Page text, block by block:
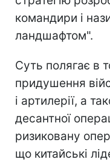
командири і
ландшафтом".
Суть полягає в
придушення
і артилерії, а
десантної
ризиковану
що китайські